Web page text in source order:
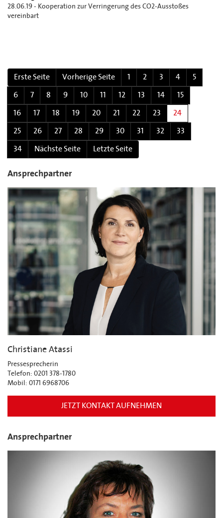
28.06.19 - Kooperation zur Verringerung des CO2-Ausstoßes
vereinbart
Erste Seite Vorherige Seite 1 2 3 4 5
6 7 8 9 10 11 12 13 14 15
16 17 18 19 20 21 22 23 24
25 26 27 28 29 30 31 32 33
34 Nächste Seite Letzte Seite
Ansprechpartner
Christiane Atassi
Pressesprecherin
Telefon: 0201 378-1780
Mobil: 0171 6968706
JETZT KONTAKT AUFNEHMEN
Ansprechpartner